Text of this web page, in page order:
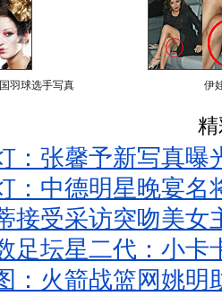
羽球选手写真 伊
：张馨予新写真曝
：中德明星晚宴名
接受采访突吻美女
足坛星二代：小卡
：火箭战篮网姚明